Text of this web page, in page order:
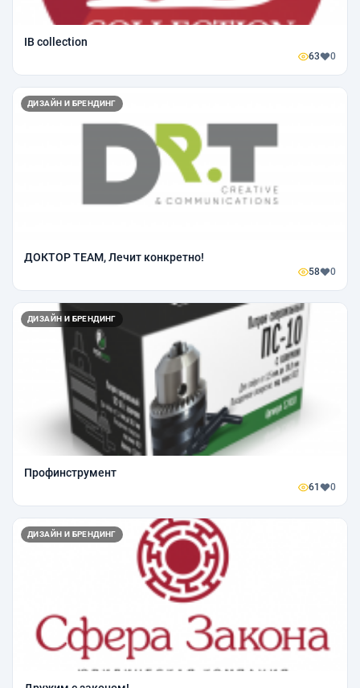
IB collection
63 0
ДИЗАЙН И БРЕНДИНГ
ДОКТОР TEAM, Лечит конкретно!
58 0
ДИЗАЙН И БРЕНДИНГ
Профинструмент
61 0
ДИЗАЙН И БРЕНДИНГ